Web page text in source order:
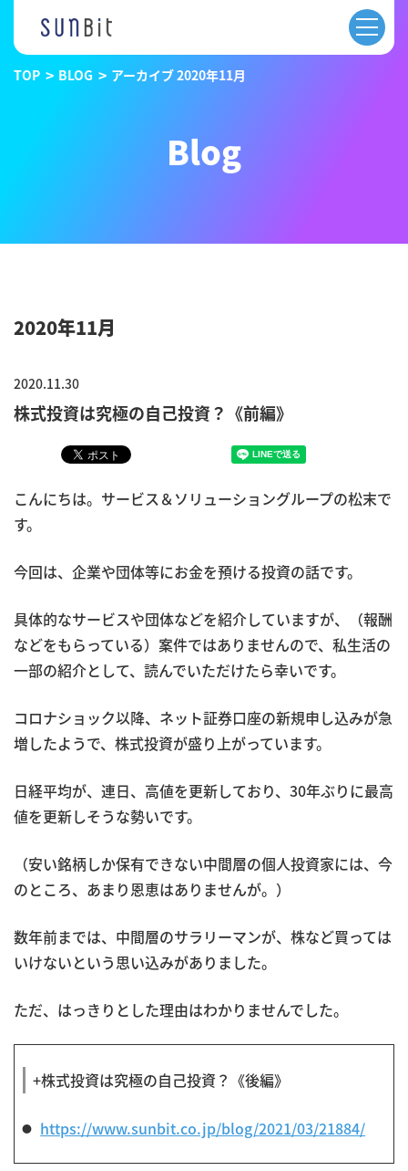
Blog
2020年11月
2020.11.30
株式投資は究極の自己投資？《前編》
こんにちは。サービス＆ソリューショングループの松末で
す。
今回は、企業や団体等にお金を預ける投資の話です。
具体的なサービスや団体などを紹介していますが、（報酬
などをもらっている）案件ではありませんので、私生活の
一部の紹介として、読んでいただけたら幸いです。
コロナショック以降、ネット証券口座の新規申し込みが急
増したようで、株式投資が盛り上がっています。
日経平均が、連日、高値を更新しており、30年ぶりに最高
値を更新しそうな勢いです。
（安い銘柄しか保有できない中間層の個人投資家には、今
のところ、あまり恩恵はありませんが。）
数年前までは、中間層のサラリーマンが、株など買っては
いけないという思い込みがありました。
ただ、はっきりとした理由はわかりませんでした。
+株式投資は究極の自己投資？《後編》
https://www.sunbit.co.jp/blog/2021/03/21884/
TOP BLOG アーカイブ 2020年11月